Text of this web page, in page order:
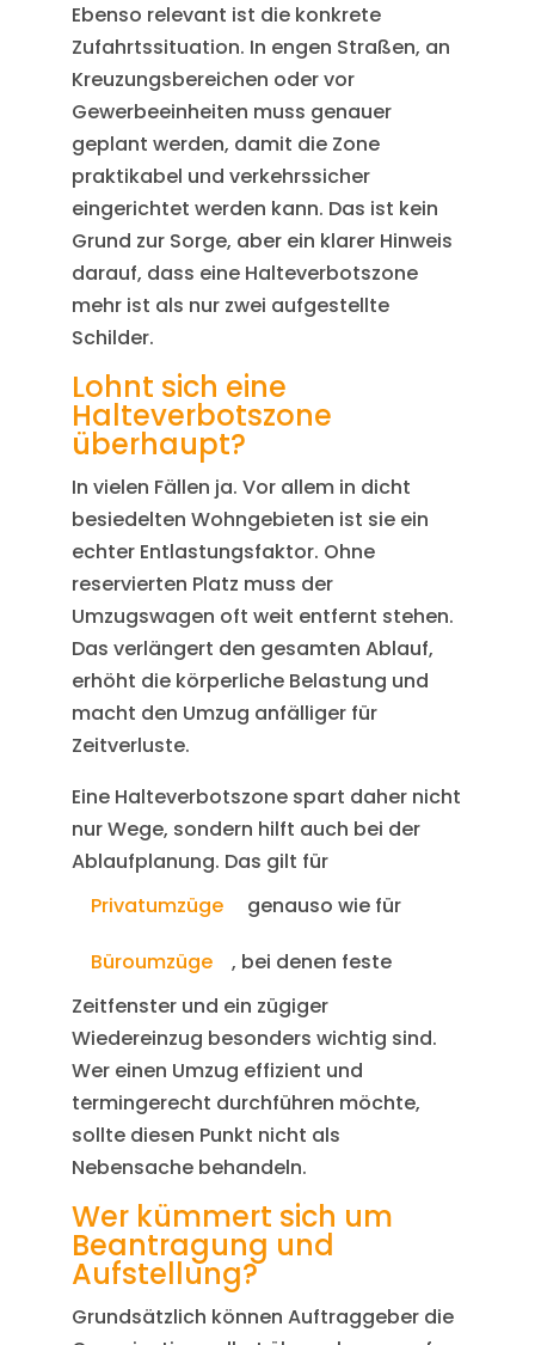
Ebenso relevant ist die konkrete
Zufahrtssituation. In engen Straßen, an
Kreuzungsbereichen oder vor
Gewerbeeinheiten muss genauer
geplant werden, damit die Zone
praktikabel und verkehrssicher
eingerichtet werden kann. Das ist kein
Grund zur Sorge, aber ein klarer Hinweis
darauf, dass eine Halteverbotszone
mehr ist als nur zwei aufgestellte
Schilder.
Lohnt sich eine
Halteverbotszone
überhaupt?
In vielen Fällen ja. Vor allem in dicht
besiedelten Wohngebieten ist sie ein
echter Entlastungsfaktor. Ohne
reservierten Platz muss der
Umzugswagen oft weit entfernt stehen.
Das verlängert den gesamten Ablauf,
erhöht die körperliche Belastung und
macht den Umzug anfälliger für
Zeitverluste.
Eine Halteverbotszone spart daher nicht
nur Wege, sondern hilft auch bei der
Ablaufplanung. Das gilt für
Privatumzüge
genauso wie für
Büroumzüge
, bei denen feste
Zeitfenster und ein zügiger
Wiedereinzug besonders wichtig sind.
Wer einen Umzug effizient und
termingerecht durchführen möchte,
sollte diesen Punkt nicht als
Nebensache behandeln.
Wer kümmert sich um
Beantragung und
Aufstellung?
Grundsätzlich können Auftraggeber die